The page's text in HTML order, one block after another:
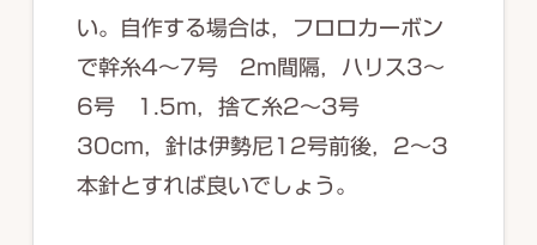
い。自作する場合は，フロロカーボン
で幹糸4～7号 2m間隔，ハリス3～
6号 1.5m，捨て糸2～3号
30cm，針は伊勢尼12号前後，2～3
本針とすれば良いでしょう。